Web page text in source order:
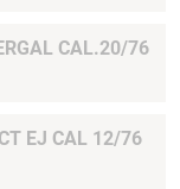
CAL.20/76
EJ CAL 12/76